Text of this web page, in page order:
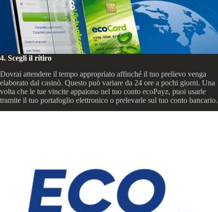
4. Scegli il ritiro
Dovrai attendere il tempo appropriato affinché il tuo prelievo venga
elaborato dal casinò. Questo può variare da 24 ore a pochi giorni. Una
volta che le tue vincite appaiono nel tuo conto ecoPayz, puoi usarle
tramite il tuo portafoglio elettronico o prelevarle sul tuo conto bancario.